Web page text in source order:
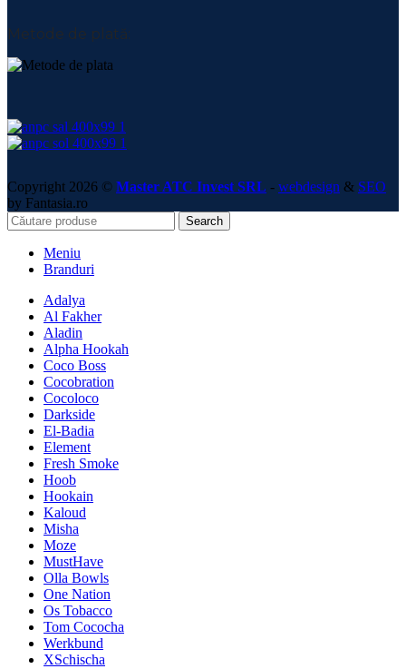
Metode de plată:
Copyright 2026 © Master ATC Invest SRL - webdesign & SEO
by Fantasia.ro
Search
Meniu
Branduri
Adalya
Al Fakher
Aladin
Alpha Hookah
Coco Boss
Cocobration
Cocoloco
Darkside
El-Badia
Element
Fresh Smoke
Hoob
Hookain
Kaloud
Misha
Moze
MustHave
Olla Bowls
One Nation
Os Tobacco
Tom Cococha
Werkbund
XSchischa